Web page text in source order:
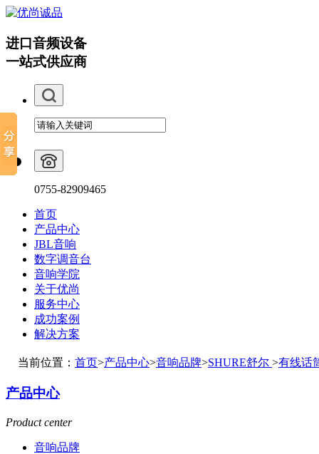
进口音频设备
一站式供应商
0755-82909465
首页
产品中心
JBL音响
数字调音台
音响学院
关于优尚
服务中心
成功案例
解决方案
当前位置： 首页>产品中心>音响品牌>SHURE舒尔 >有线话
产品中心
Product center
音响品牌